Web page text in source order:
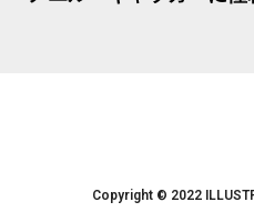
Copyright © 2022